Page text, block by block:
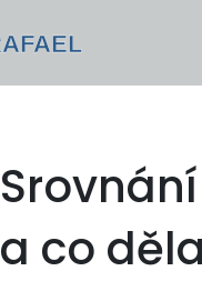
a co